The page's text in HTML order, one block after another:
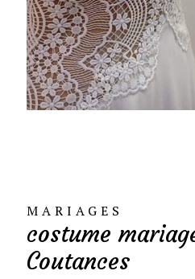
MARIAGES
costume
Coutances